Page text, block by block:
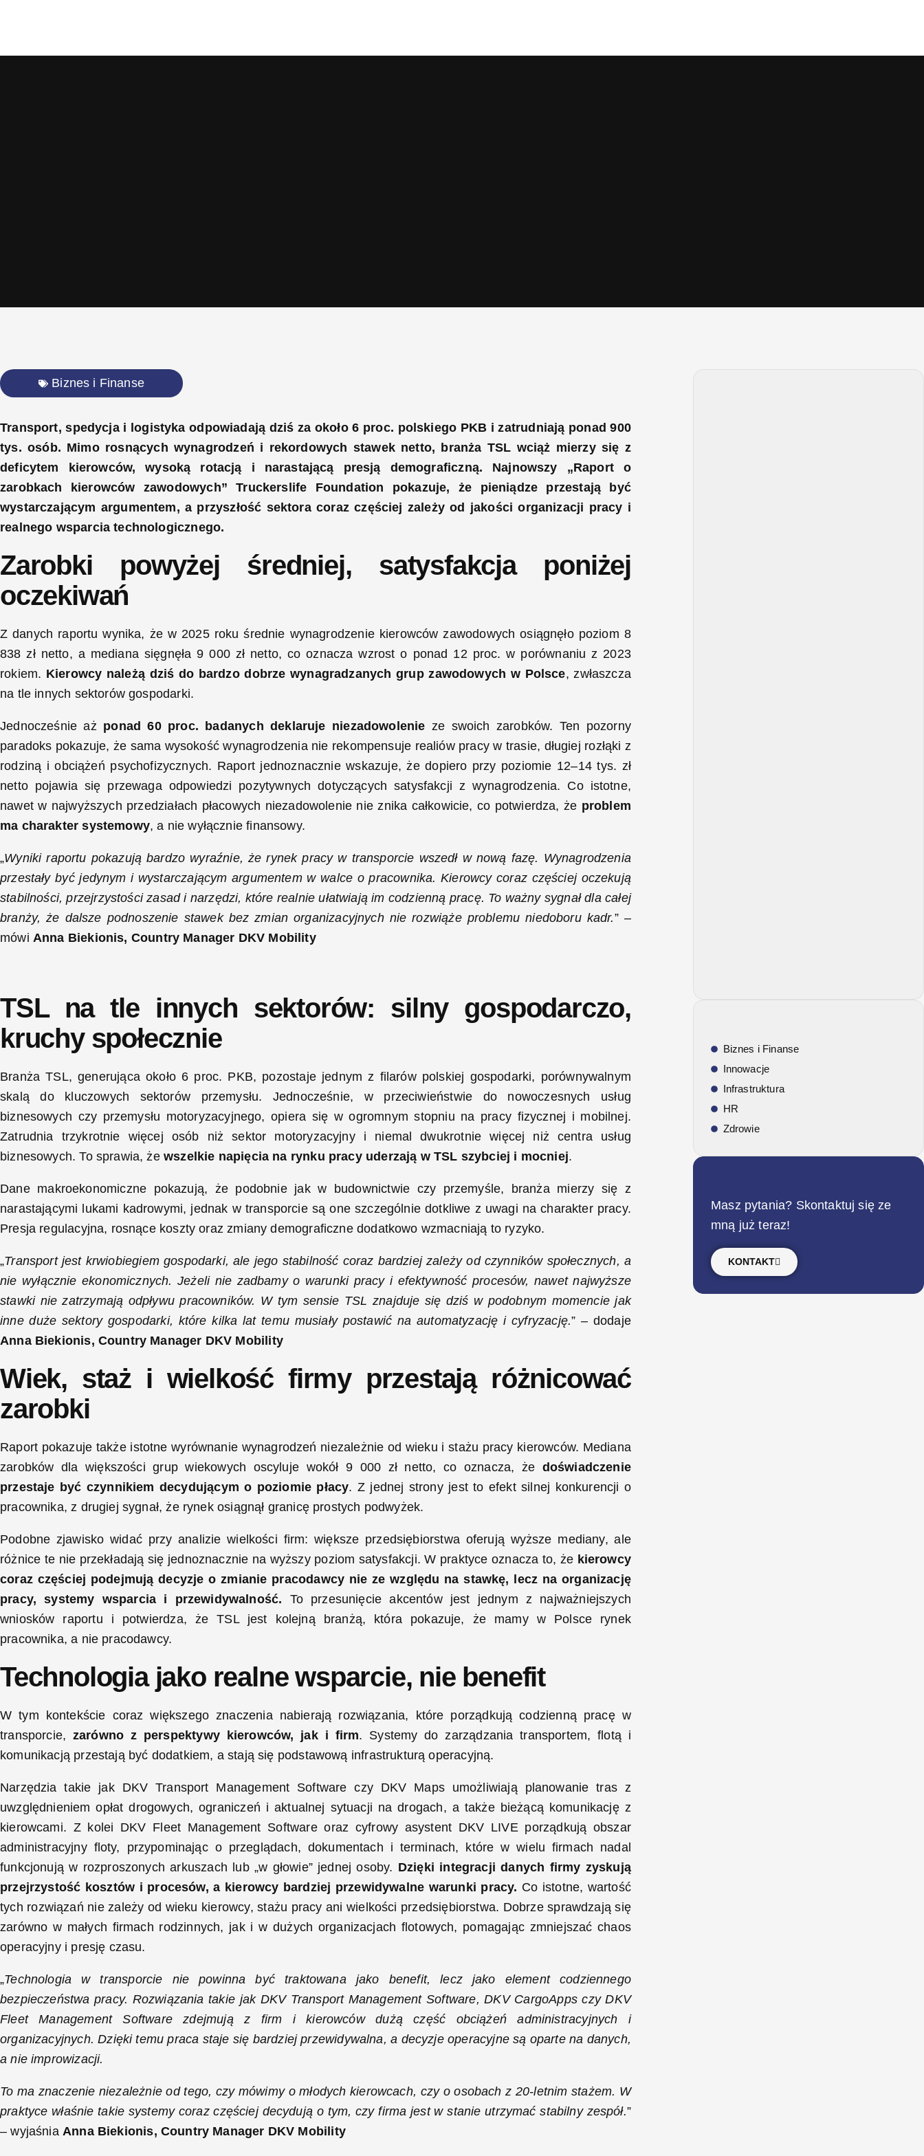
Biznes i Finanse
Transport, spedycja i logistyka odpowiadają dziś za około 6 proc. polskiego PKB i zatrudniają ponad 900
tys. osób. Mimo rosnących wynagrodzeń i rekordowych stawek netto, branża TSL wciąż mierzy się z
deficytem kierowców, wysoką rotacją i narastającą presją demograficzną. Najnowszy „Raport o
zarobkach kierowców zawodowych” Truckerslife Foundation pokazuje, że pieniądze przestają być
wystarczającym argumentem, a przyszłość sektora coraz częściej zależy od jakości organizacji pracy i
realnego wsparcia technologicznego.
Zarobki powyżej średniej, satysfakcja poniżej
oczekiwań
Z danych raportu wynika, że w 2025 roku średnie wynagrodzenie kierowców zawodowych osiągnęło poziom 8
838 zł netto, a mediana sięgnęła 9 000 zł netto, co oznacza wzrost o ponad 12 proc. w porównaniu z 2023
rokiem. Kierowcy należą dziś do bardzo dobrze wynagradzanych grup zawodowych w Polsce, zwłaszcza
na tle innych sektorów gospodarki.
Jednocześnie aż ponad 60 proc. badanych deklaruje niezadowolenie ze swoich zarobków. Ten pozorny
paradoks pokazuje, że sama wysokość wynagrodzenia nie rekompensuje realiów pracy w trasie, długiej rozłąki z
rodziną i obciążeń psychofizycznych. Raport jednoznacznie wskazuje, że dopiero przy poziomie 12–14 tys. zł
netto pojawia się przewaga odpowiedzi pozytywnych dotyczących satysfakcji z wynagrodzenia. Co istotne,
nawet w najwyższych przedziałach płacowych niezadowolenie nie znika całkowicie, co potwierdza, że problem
ma charakter systemowy, a nie wyłącznie finansowy.
„Wyniki raportu pokazują bardzo wyraźnie, że rynek pracy w transporcie wszedł w nową fazę. Wynagrodzenia
przestały być jedynym i wystarczającym argumentem w walce o pracownika. Kierowcy coraz częściej oczekują
stabilności, przejrzystości zasad i narzędzi, które realnie ułatwiają im codzienną pracę. To ważny sygnał dla całej
branży, że dalsze podnoszenie stawek bez zmian organizacyjnych nie rozwiąże problemu niedoboru kadr.” –
mówi Anna Biekionis, Country Manager DKV Mobility
TSL na tle innych sektorów: silny gospodarczo,
kruchy społecznie
Branża TSL, generująca około 6 proc. PKB, pozostaje jednym z filarów polskiej gospodarki, porównywalnym
skalą do kluczowych sektorów przemysłu. Jednocześnie, w przeciwieństwie do nowoczesnych usług
biznesowych czy przemysłu motoryzacyjnego, opiera się w ogromnym stopniu na pracy fizycznej i mobilnej.
Zatrudnia trzykrotnie więcej osób niż sektor motoryzacyjny i niemal dwukrotnie więcej niż centra usług
biznesowych. To sprawia, żewszelkie napięcia na rynku pracy uderzają w TSL szybciej i mocniej.
Dane makroekonomiczne pokazują, że podobnie jak w budownictwie czy przemyśle, branża mierzy się z
narastającymi lukami kadrowymi, jednak w transporcie są one szczególnie dotkliwe z uwagi na charakter pracy.
Presja regulacyjna, rosnące koszty oraz zmiany demograficzne dodatkowo wzmacniają to ryzyko.
„Transport jest krwiobiegiem gospodarki, ale jego stabilność coraz bardziej zależy od czynników społecznych, a
nie wyłącznie ekonomicznych. Jeżeli nie zadbamy o warunki pracy i efektywność procesów, nawet najwyższe
stawki nie zatrzymają odpływu pracowników. W tym sensie TSL znajduje się dziś w podobnym momencie jak
inne duże sektory gospodarki, które kilka lat temu musiały postawić na automatyzację i cyfryzację.” – dodaje
Anna Biekionis, Country Manager DKV Mobility
Wiek, staż i wielkość firmy przestają różnicować
zarobki
Raport pokazuje także istotne wyrównanie wynagrodzeń niezależnie od wieku i stażu pracy kierowców. Mediana
zarobków dla większości grup wiekowych oscyluje wokół 9 000 zł netto, co oznacza, że doświadczenie
przestaje być czynnikiem decydującym o poziomie płacy. Z jednej strony jest to efekt silnej konkurencji o
pracownika, z drugiej sygnał, że rynek osiągnął granicę prostych podwyżek.
Podobne zjawisko widać przy analizie wielkości firm: większe przedsiębiorstwa oferują wyższe mediany, ale
różnice te nie przekładają się jednoznacznie na wyższy poziom satysfakcji. W praktyce oznacza to, że kierowcy
coraz częściej podejmują decyzje o zmianie pracodawcy nie ze względu na stawkę, lecz na organizację
pracy, systemy wsparcia i przewidywalność. To przesunięcie akcentów jest jednym z najważniejszych
wniosków raportu i potwierdza, że TSL jest kolejną branżą, która pokazuje, że mamy w Polsce rynek
pracownika, a nie pracodawcy.
Technologia jako realne wsparcie, nie benefit
W tym kontekście coraz większego znaczenia nabierają rozwiązania, które porządkują codzienną pracę w
transporcie, zarówno z perspektywy kierowców, jak i firm. Systemy do zarządzania transportem, flotą i
komunikacją przestają być dodatkiem, a stają się podstawową infrastrukturą operacyjną.
Narzędzia takie jak DKV Transport Management Software czy DKV Maps umożliwiają planowanie tras z
uwzględnieniem opłat drogowych, ograniczeń i aktualnej sytuacji na drogach, a także bieżącą komunikację z
kierowcami. Z kolei DKV Fleet Management Software oraz cyfrowy asystent DKV LIVE porządkują obszar
administracyjny floty, przypominając o przeglądach, dokumentach i terminach, które w wielu firmach nadal
funkcjonują w rozproszonych arkuszach lub „w głowie” jednej osoby. Dzięki integracji danych firmy zyskują
przejrzystość kosztów i procesów, a kierowcy bardziej przewidywalne warunki pracy. Co istotne, wartość
tych rozwiązań nie zależy od wieku kierowcy, stażu pracy ani wielkości przedsiębiorstwa. Dobrze sprawdzają się
zarówno w małych firmach rodzinnych, jak i w dużych organizacjach flotowych, pomagając zmniejszać chaos
operacyjny i presję czasu.
„Technologia w transporcie nie powinna być traktowana jako benefit, lecz jako element codziennego
bezpieczeństwa pracy. Rozwiązania takie jak DKV Transport Management Software, DKV CargoApps czy DKV
Fleet Management Software zdejmują z firm i kierowców dużą część obciążeń administracyjnych i
organizacyjnych. Dzięki temu praca staje się bardziej przewidywalna, a decyzje operacyjne są oparte na danych,
a nie improwizacji.
To ma znaczenie niezależnie od tego, czy mówimy o młodych kierowcach, czy o osobach z 20-letnim stażem. W
praktyce właśnie takie systemy coraz częściej decydują o tym, czy firma jest w stanie utrzymać stabilny zespół.”
– wyjaśnia Anna Biekionis, Country Manager DKV Mobility
Biznes i Finanse
Innowacje
Infrastruktura
HR
Zdrowie
Masz pytania? Skontaktuj się ze
mną już teraz!
KONTAKT